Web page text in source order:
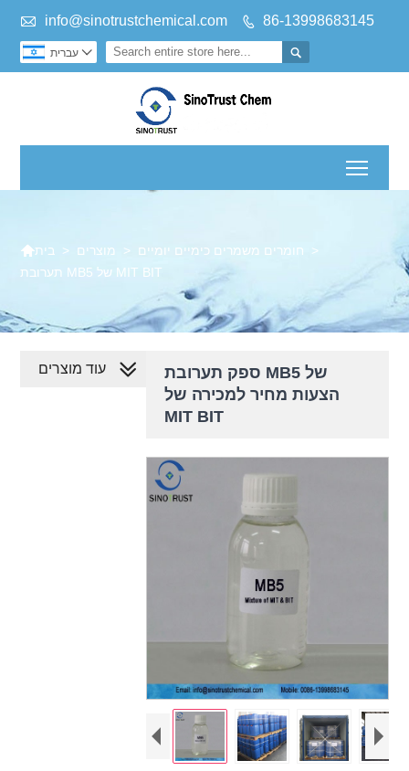
 info@sinotrustchemical.com  86-13998683145
 עברית 
בית > מוצרים > חומרים משמרים כימיים יומיים
>
תערובת MB5 של MIT BIT
ספק תערובת MB5 של
הצעות מחיר למכירה של
MIT BIT
עוד מוצרים